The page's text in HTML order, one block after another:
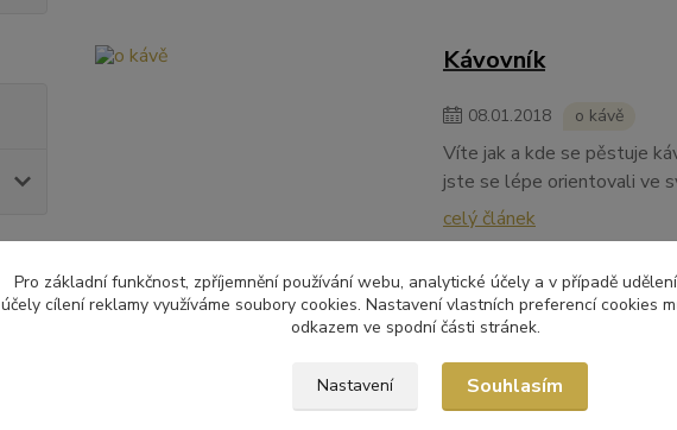
Kávovník
08.01.2018 o kávě
Víte jak a kde se pěstuje
jste se lépe orientovali ve
celý článek
Historie kávy v
Je vám známo odkud káva
Pokud se chcete dozvědět
Pro základní funkčnost, zpříjemnění používání webu, analytické účely a v případě
účely cílení reklamy využíváme soubory cookies. Nastavení vlastních preferencí cookies
odkazem ve spodní části stránek.
Nastavení Souhlasím